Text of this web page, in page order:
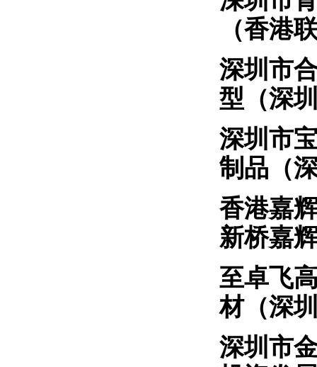
（香港
深圳
型（深
深圳
制品（
香港
新桥嘉
至卓
材（深
深圳